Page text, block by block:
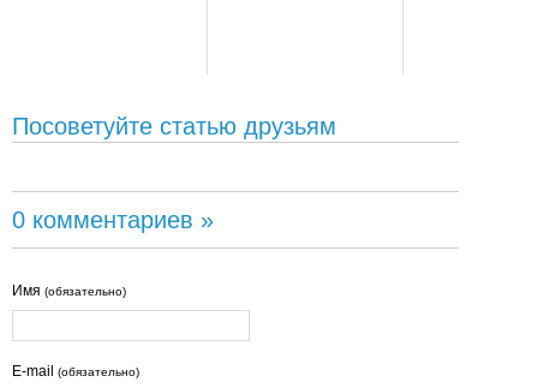
Посоветуйте статью друзьям
0 комментариев »
Имя (обязательно)
E-mail (обязательно)